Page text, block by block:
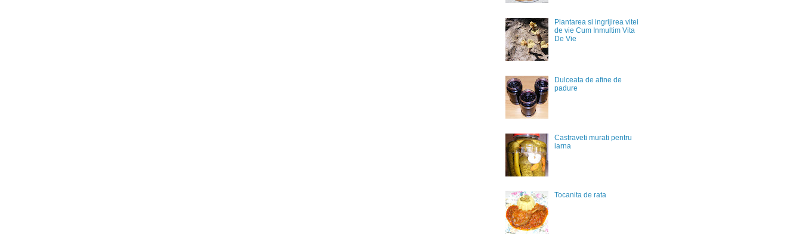
Plantarea si ingrijirea vitei
de vie Cum Inmultim Vita
De Vie
Dulceata de afine de
padure
Castraveti murati pentru
iarna
Tocanita de rata